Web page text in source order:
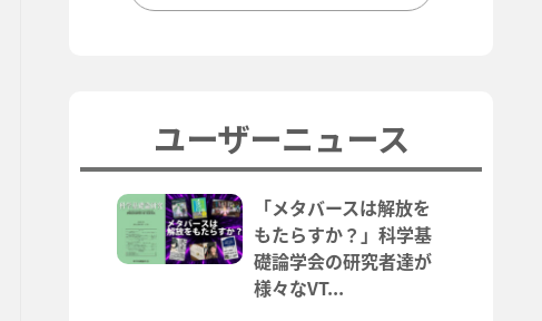
ユーザーニュース
「メタバースは解放を
もたらすか？」科学基
礎論学会の研究者達が
様々なVT...